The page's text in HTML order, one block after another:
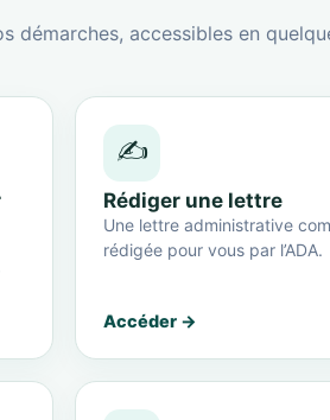
démarches, accessibles en
✍️
Rédiger une lettre
Une lettre administrative
rédigée pour vous par l’ADA.
Accéder →